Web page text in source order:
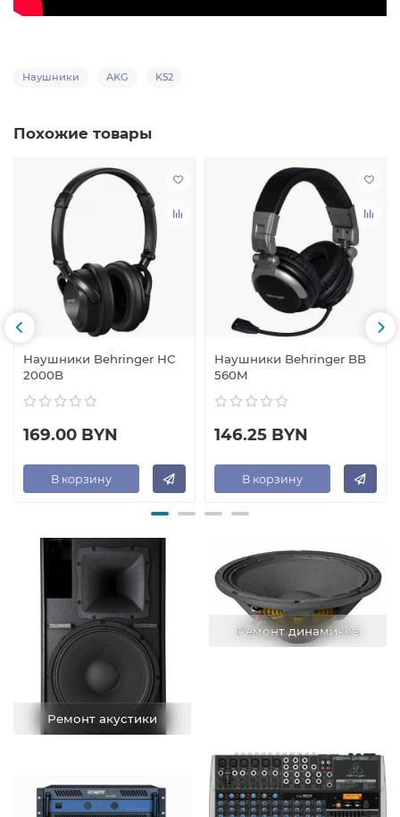
Наушники AKG K52
Похожие товары
Наушники Behringer HC
2000B
169.00 BYN
В корзину
Наушники Behringer BB
560M
146.25 BYN
В корзину
Ремонт акустики
Ремонт динамиков